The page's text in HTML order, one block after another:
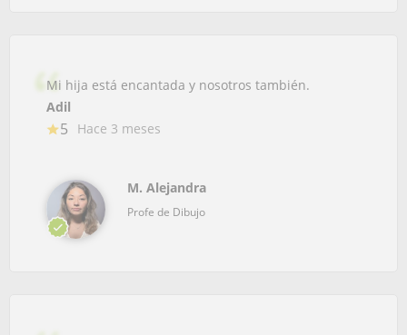
Mi hija está encantada y nosotros también.
Adil
5 Hace 3 meses
M. Alejandra
Profe de Dibujo